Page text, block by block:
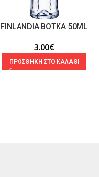
FINLANDIA ΒΟΤΚΑ 50ML
3.00€
ΠΡΟΣΘΗΚΗ ΣΤΟ ΚΑΛΑΘΙ